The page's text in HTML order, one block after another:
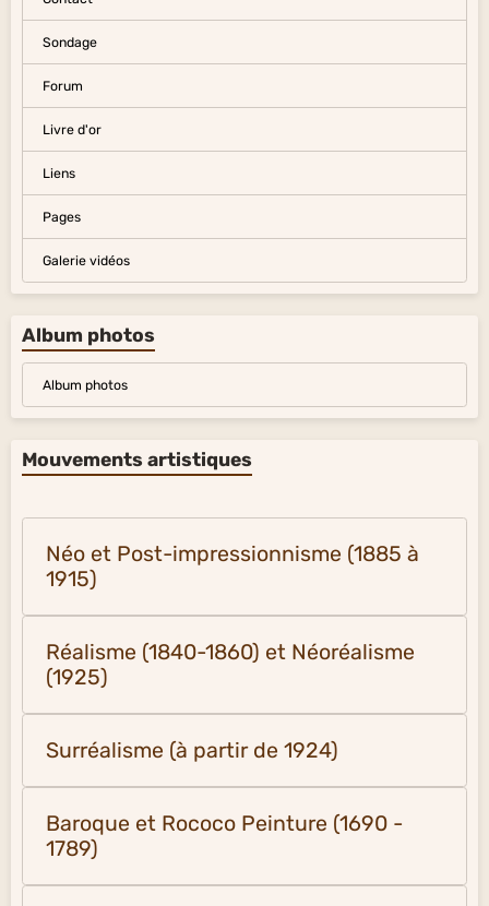
Sondage
Forum
Livre d'or
Liens
Pages
Galerie vidéos
Album photos
Album photos
Mouvements artistiques
Néo et Post-impressionnisme (1885 à
1915)
Réalisme (1840-1860) et Néoréalisme
(1925)
Surréalisme (à partir de 1924)
Baroque et Rococo Peinture (1690 -
1789)